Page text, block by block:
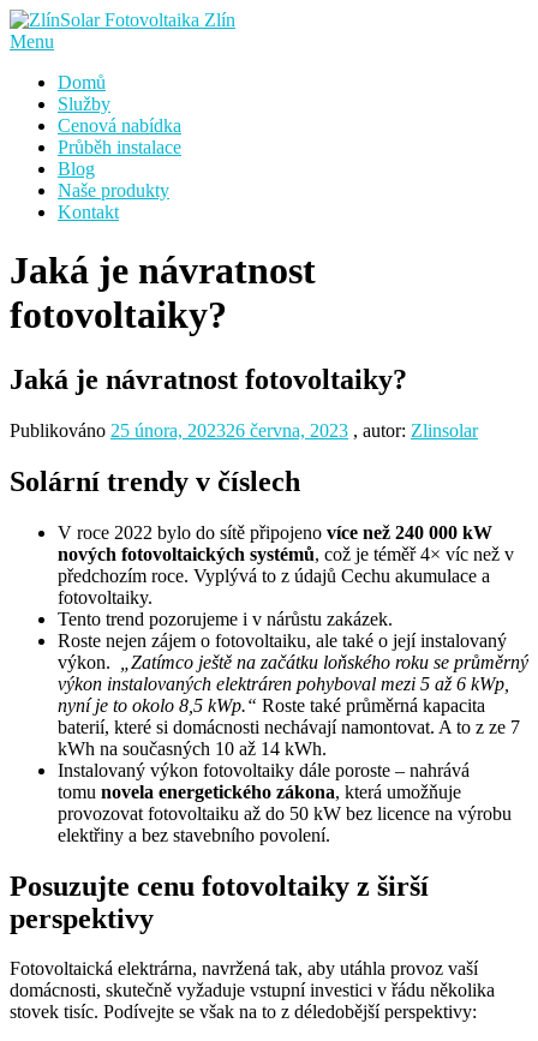
Přeskočit
na
Menu
Domů
Služby
Cenová nabídka
Průběh instalace
Blog
Naše produkty
Kontakt
Jaká je návratnost
fotovoltaiky?
Jaká je návratnost fotovoltaiky?
Publikováno 25 února, 202326 června, 2023 , autor: Zlinsolar
Solární trendy v číslech
V roce 2022 bylo do sítě připojeno více než 240 000 kW
nových fotovoltaických systémů, což je téměř 4× víc než v
předchozím roce. Vyplývá to z údajů Cechu akumulace a
fotovoltaiky.
Tento trend pozorujeme i v nárůstu zakázek.
Roste nejen zájem o fotovoltaiku, ale také o její instalovaný
výkon.
„Zatímco ještě na začátku loňského roku se průměrný
výkon instalovaných elektráren pohyboval mezi 5 až 6 kWp,
nyní je to okolo 8,5 kWp.“ Roste také průměrná kapacita
baterií, které si domácnosti nechávají namontovat. A to z ze 7
kWh na současných 10 až 14 kWh.
Instalovaný výkon fotovoltaiky dále poroste – nahrává
tomu novela energetického zákona, která umožňuje
provozovat fotovoltaiku až do 50 kW bez licence na výrobu
elektřiny a bez stavebního povolení.
Posuzujte cenu fotovoltaiky z širší
perspektivy
Fotovoltaická elektrárna, navržená tak, aby utáhla provoz vaší
domácnosti, skutečně vyžaduje vstupní investici v řádu několika
stovek tisíc. Podívejte se však na to z déledobější perspektivy: